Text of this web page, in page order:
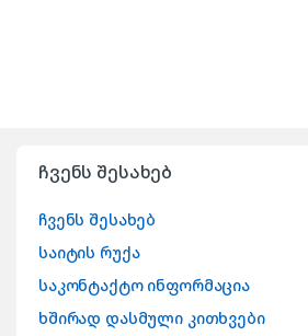
ჩვენს შესახებ
ჩვენს შესახებ
საიტის რუქა
საკონტაქტო ინფორმაცია
ხშირად დასმული კითხვები